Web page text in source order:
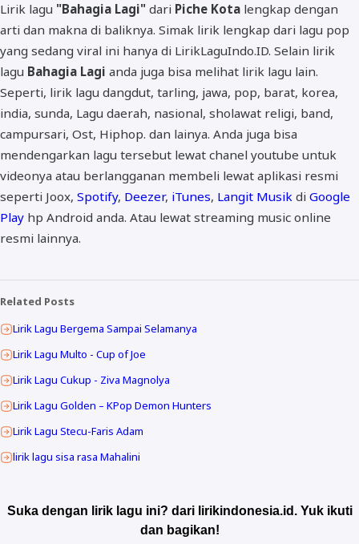
Lirik lagu "Bahagia Lagi" dari Piche Kota lengkap dengan
arti dan makna di baliknya. Simak lirik lengkap dari lagu pop
yang sedang viral ini hanya di LirikLaguIndo.ID. Selain lirik
lagu Bahagia Lagi anda juga bisa melihat lirik lagu lain.
Seperti, lirik lagu dangdut, tarling, jawa, pop, barat, korea,
india, sunda, Lagu daerah, nasional, sholawat religi, band,
campursari, Ost, Hiphop. dan lainya. Anda juga bisa
mendengarkan lagu tersebut lewat chanel youtube untuk
videonya atau berlangganan membeli lewat aplikasi resmi
seperti Joox, Spotify, Deezer, iTunes, Langit Musik di Google
Play hp Android anda. Atau lewat streaming music online
resmi lainnya.
Related Posts
Lirik Lagu Bergema Sampai Selamanya
Lirik Lagu Multo - Cup of Joe
Lirik Lagu Cukup - Ziva Magnolya
Lirik Lagu Golden – KPop Demon Hunters
Lirik Lagu Stecu-Faris Adam
lirik lagu sisa rasa Mahalini
Suka dengan lirik lagu ini? dari lirikindonesia.id. Yuk ikuti
dan bagikan!